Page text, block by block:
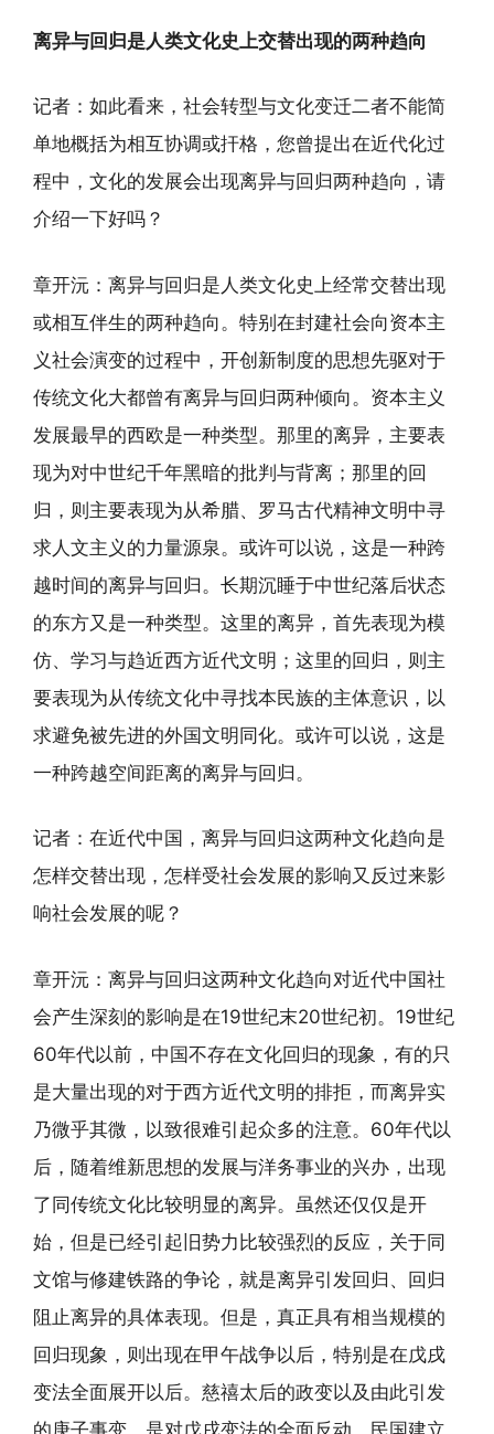
离异与回归是人类文化史上交替出现的两种趋向
记者：如此看来，社会转型与文化变迁二者不能简
单地概括为相互协调或扞格，您曾提出在近代化过
程中，文化的发展会出现离异与回归两种趋向，请
介绍一下好吗？
章开沅：离异与回归是人类文化史上经常交替出现
或相互伴生的两种趋向。特别在封建社会向资本主
义社会演变的过程中，开创新制度的思想先驱对于
传统文化大都曾有离异与回归两种倾向。资本主义
发展最早的西欧是一种类型。那里的离异，主要表
现为对中世纪千年黑暗的批判与背离；那里的回
归，则主要表现为从希腊、罗马古代精神文明中寻
求人文主义的力量源泉。或许可以说，这是一种跨
越时间的离异与回归。长期沉睡于中世纪落后状态
的东方又是一种类型。这里的离异，首先表现为模
仿、学习与趋近西方近代文明；这里的回归，则主
要表现为从传统文化中寻找本民族的主体意识，以
求避免被先进的外国文明同化。或许可以说，这是
一种跨越空间距离的离异与回归。
记者：在近代中国，离异与回归这两种文化趋向是
怎样交替出现，怎样受社会发展的影响又反过来影
响社会发展的呢？
章开沅：离异与回归这两种文化趋向对近代中国社
会产生深刻的影响是在19世纪末20世纪初。19世纪
60年代以前，中国不存在文化回归的现象，有的只
是大量出现的对于西方近代文明的排拒，而离异实
乃微乎其微，以致很难引起众多的注意。60年代以
后，随着维新思想的发展与洋务事业的兴办，出现
了同传统文化比较明显的离异。虽然还仅仅是开
始，但是已经引起旧势力比较强烈的反应，关于同
文馆与修建铁路的争论，就是离异引发回归、回归
阻止离异的具体表现。但是，真正具有相当规模的
回归现象，则出现在甲午战争以后，特别是在戊戌
变法全面展开以后。慈禧太后的政变以及由此引发
的庚子事变，是对戊戌变法的全面反动。民国建立